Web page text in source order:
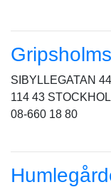
SIBYLLEGATAN 44
114 43
08-660 18 80